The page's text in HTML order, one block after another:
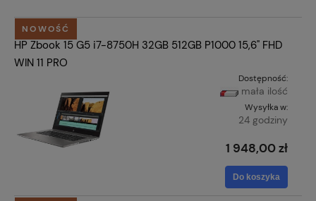
HP Zbook 15 G5 i7-8750H 32GB 512GB P1000 15,6" FHD
WIN 11 PRO
Dostępność:
mała ilość
Wysyłka w:
24 godziny
1 948,00 zł
Do koszyka
NOWOŚĆ